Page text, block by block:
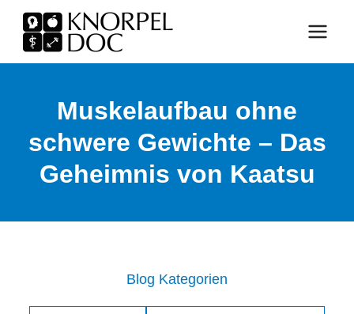
Inhalt
springen
Muskelaufbau ohne
schwere Gewichte – Das
Geheimnis von Kaatsu
Blog Kategorien